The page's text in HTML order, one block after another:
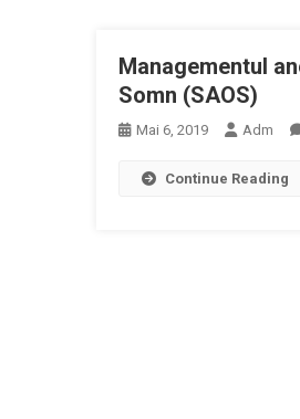
Managementul
Somn (SAOS)
Mai 6, 2019 Adm
Continue Reading